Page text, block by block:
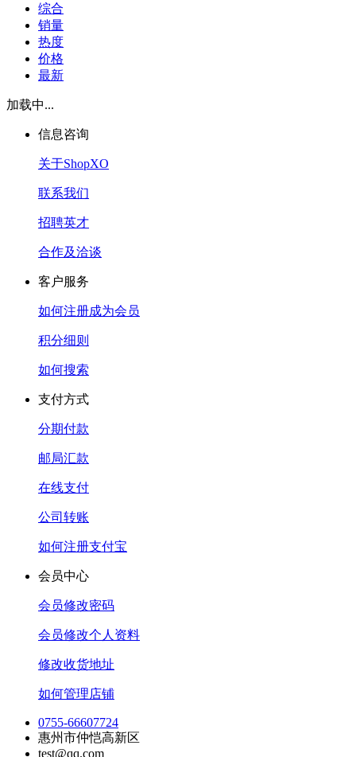
综合
销量
热度
价格
最新
加载中...
信息咨询
关于ShopXO
联系我们
招聘英才
合作及洽谈
客户服务
如何注册成为会员
积分细则
如何搜索
支付方式
分期付款
邮局汇款
在线支付
公司转账
如何注册支付宝
会员中心
会员修改密码
会员修改个人资料
修改收货地址
如何管理店铺
0755-66607724
惠州市仲恺高新区
test@qq.com